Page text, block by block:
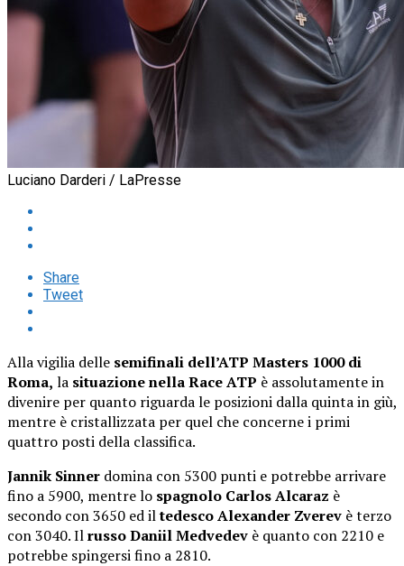
Luciano Darderi / LaPresse
Share
Tweet
Alla vigilia delle semifinali dell’ATP Masters 1000 di
Roma, la situazione nella Race ATP è assolutamente in
divenire per quanto riguarda le posizioni dalla quinta in giù,
mentre è cristallizzata per quel che concerne i primi
quattro posti della classifica.
Jannik Sinner domina con 5300 punti e potrebbe arrivare
fino a 5900, mentre lo spagnolo Carlos Alcaraz è
secondo con 3650 ed iltedesco Alexander Zverev è terzo
con 3040. Ilrusso Daniil Medvedev è quanto con 2210 e
potrebbe spingersi fino a 2810.